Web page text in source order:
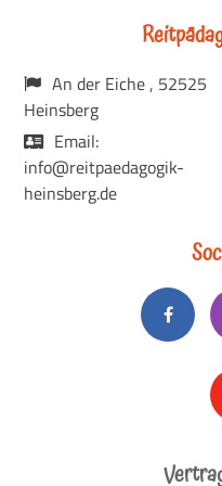
An der Eiche , 52525
Heinsberg
Email:
info@reitpaedagogik-
heinsberg.de